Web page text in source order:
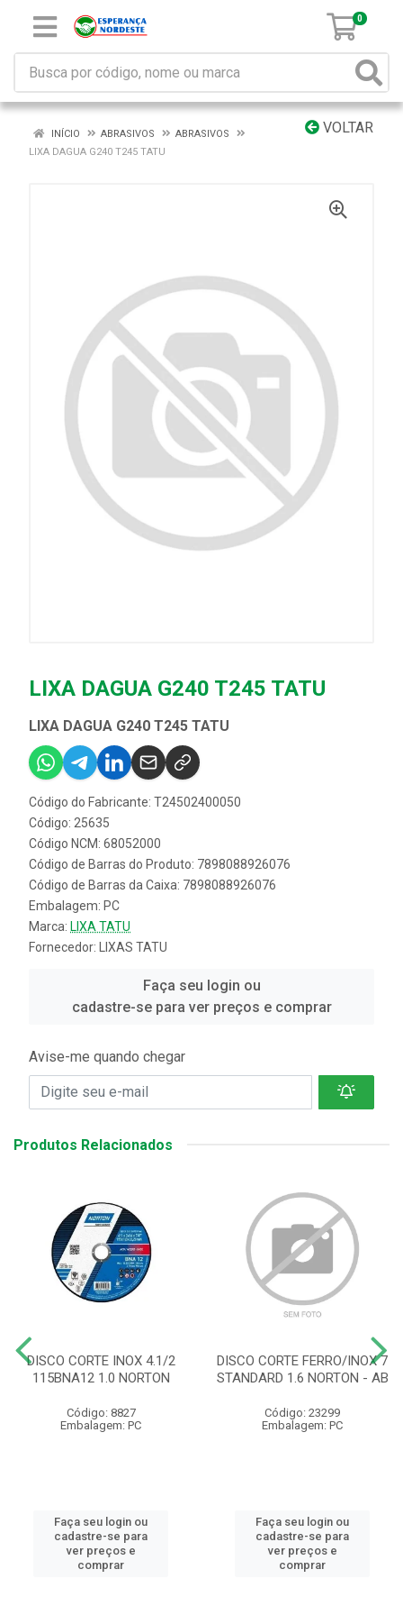
0
VOLTAR
INÍCIO ABRASIVOS
ABRASIVOS
LIXA DAGUA G240 T245 TATU
LIXA DAGUA G240 T245 TATU
LIXA DAGUA G240 T245 TATU
Código do Fabricante: T24502400050
Código: 25635
Código NCM: 68052000
Código de Barras do Produto: 7898088926076
Código de Barras da Caixa: 7898088926076
Embalagem: PC
Marca: LIXA TATU
Fornecedor:
LIXAS TATU
Faça seu login ou
cadastre-se para ver preços e comprar
Avise-me quando chegar
Produtos Relacionados
DISCO CORTE INOX 4.1/2
115BNA12 1.0 NORTON
Código: 8827
Embalagem: PC
Faça seu login ou
cadastre-se para
ver preços e
comprar
DISCO CORTE FERRO/INOX 7
STANDARD 1.6 NORTON - AB
Código: 23299
Embalagem: PC
Faça seu login ou
cadastre-se para
ver preços e
comprar